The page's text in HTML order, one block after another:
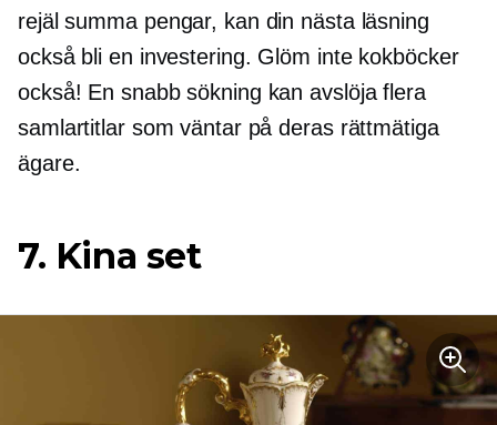
rejäl summa pengar, kan din nästa läsning
också bli en investering. Glöm inte kokböcker
också! En snabb sökning kan avslöja flera
samlartitlar som väntar på deras rättmätiga
ägare.
7. Kina set